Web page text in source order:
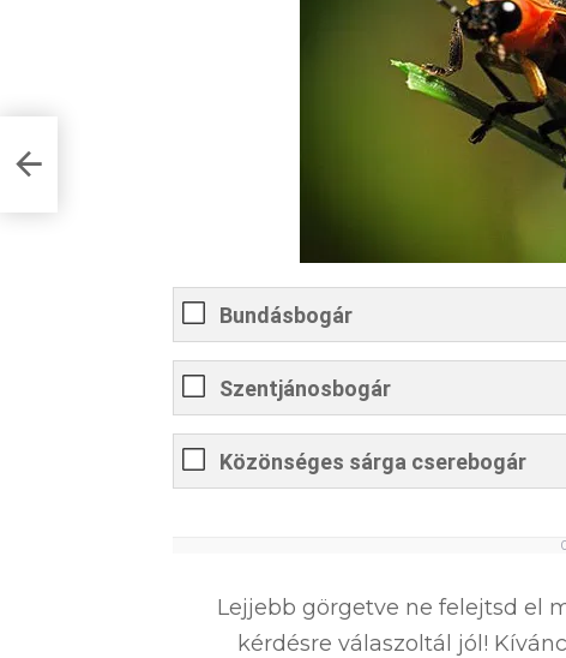
Bundásbogár
Szentjánosbogár
Közönséges sárga cserebogár
Lejjebb görgetve ne felejtsd el
kérdésre válaszoltál jól!